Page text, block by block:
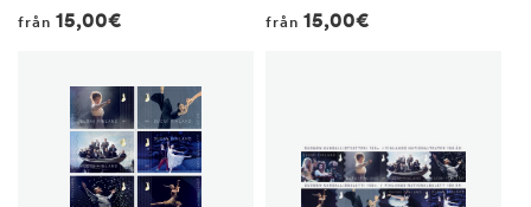
Regular
från 15,00€
Regular
från 15,00€